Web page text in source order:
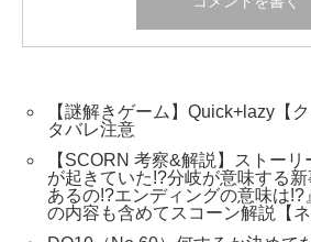
【謎解きゲーム】Quick+lazy【
タバレ注意
【SCORN 考察&解説】ストー
が起きていた!?分岐が意味する
あるの!?エンディングの意味は!?
の内容も含めてスコーン解説【ネ